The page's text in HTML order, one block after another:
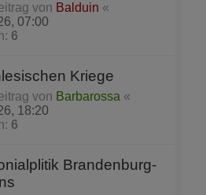
von Balduin «
07:00
6
Kriege
von Barbarossa «
18:20
6
Brandenburg-